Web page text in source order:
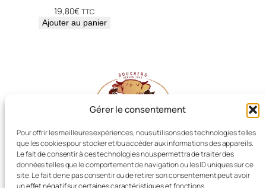
Gérer le consentement
Pour offrir les meilleures expériences, nous utilisons des technologies telles
que les cookies pour stocker et/ou accéder aux informations des appareils.
Le fait de consentir à ces technologies nous permettra de traiter des
données telles que le comportement de navigation ou les ID uniques sur ce
site. Le fait de ne pas consentir ou de retirer son consentement peut avoir
un effet négatif sur certaines caractéristiques et fonctions.
19,80€ TTC
Ajouter au panier
Les Producteurs Réunis